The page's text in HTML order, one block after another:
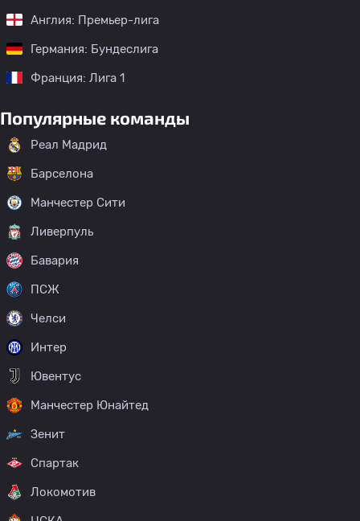
Англия: Премьер-лига
Германия: Бундеслига
Франция: Лига 1
Популярные команды
Реал Мадрид
Барселона
Манчестер Сити
Ливерпуль
Бавария
ПСЖ
Челси
Интер
Ювентус
Манчестер Юнайтед
Зенит
Спартак
Локомотив